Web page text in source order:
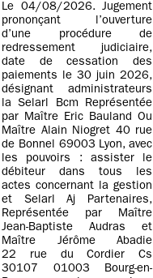
Le 04/08/2026. Jugement
prononçant l’ouverture
d’une procédure de
redressement judiciaire,
date de cessation des
paiements le 30 juin 2026,
désignant administrateurs
la Selarl Bcm Représentée
par Maître Eric Bauland Ou
Maître Alain Niogret 40 rue
de Bonnel 69003 Lyon, avec
les pouvoirs : assister le
débiteur dans tous les
actes concernant la gestion
et Selarl Aj Partenaires,
Représentée par Maître
Jean-Baptiste Audras et
Maître Jérôme Abadie
22 rue du Cordier Cs
30107 01003 Bourg-en-